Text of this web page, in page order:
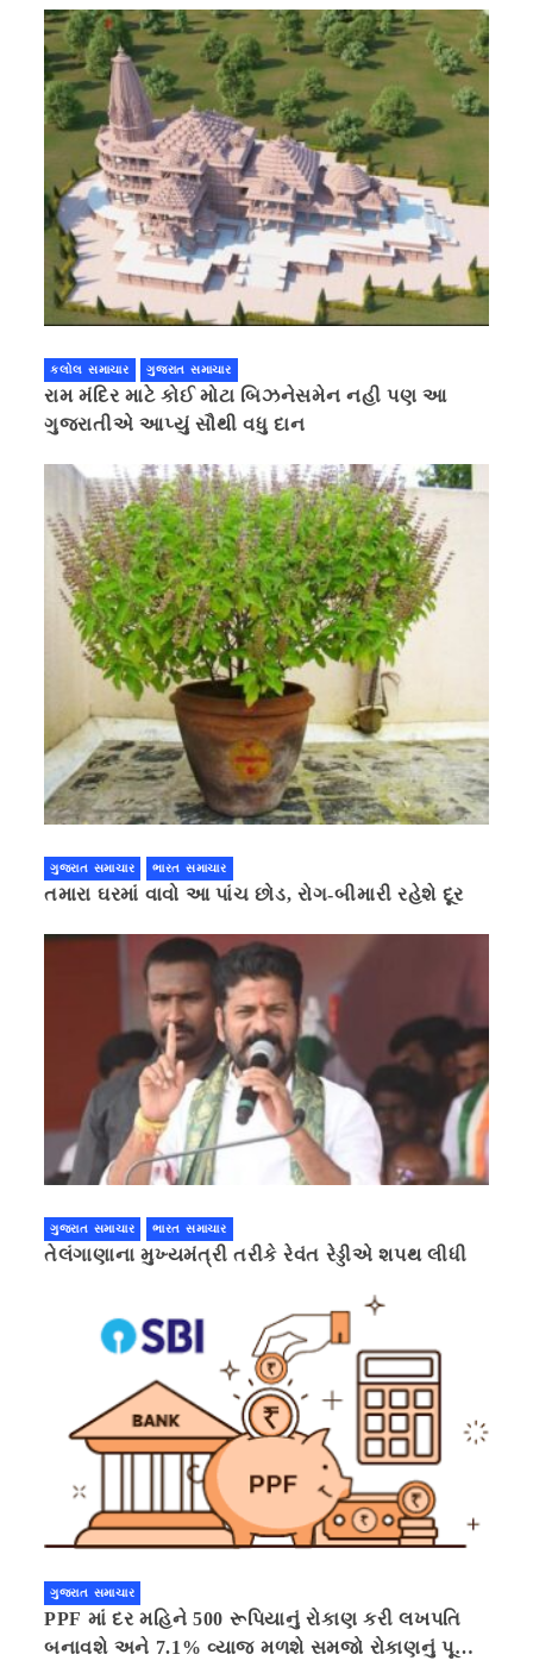
કલોલ સમાચાર ગુજરાત સમાચાર
રામ મંદિર માટે કોઈ મોટા બિઝનેસમેન નહી પણ આ
ગુજરાતીએ આપ્યું સૌથી વધુ દાન
ગુજરાત સમાચાર ભારત સમાચાર
તમારા ઘરમાં વાવો આ પાંચ છોડ, રોગ-બીમારી રહેશે દૂર
ગુજરાત સમાચાર ભારત સમાચાર
તેલંગાણાના મુખ્યમંત્રી તરીકે રેવંત રેડ્ડીએ શપથ લીધી
ગુજરાત સમાચાર
PPF માં દર મહિને 500 રૂપિયાનું રોકાણ કરી લખપતિ
બનાવશે અને 7.1% વ્યાજ મળશે સમજો રોકાણનું પૂરું